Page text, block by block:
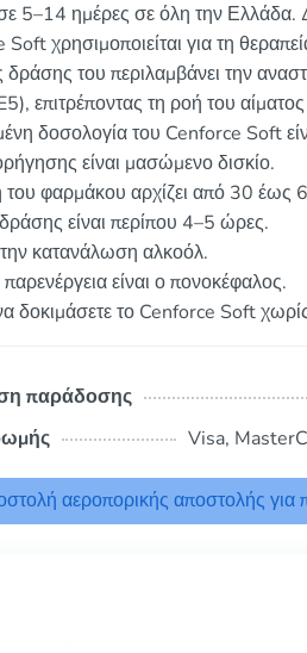
5–14 ημέρες σε όλη την Ελλάδα.
χρησιμοποιείται για τη
δράσης του περιλαμβάνει την
επιτρέποντας τη ροή του
δοσολογία του Cenforce Soft
είναι μασώμενο δισκίο.
φαρμάκου αρχίζει από 30 έως
είναι περίπου 4–5 ώρες.
κατανάλωση αλκοόλ.
είναι ο πονοκέφαλος.
δοκιμάσετε το Cenforce Soft
παράδοσης
Visa,
αεροπορικής αποστολής